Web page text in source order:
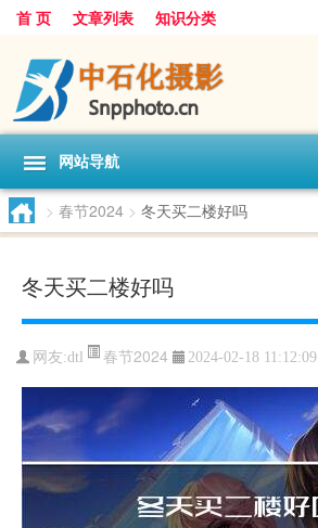
首 页 文章列表 知识分类
网站导航
> 春节2024 > 冬天买二楼好吗
冬天买二楼好吗
网友:dtl 春节2024 2024-02-18 11:12:09